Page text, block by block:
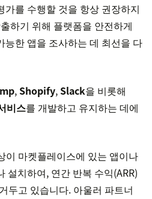
를 수행할 것을 항상 권장하지
하기 위해 플랫폼을 안전하게
능한 앱을 조사하는 데 최선을 다
, Shopify, Slack을 비롯해
비스를 개발하고 유지하는 데에
마켓플레이스에 있는 앱이나
설치하여, 연간 반복 수익(ARR)
두고 있습니다. 아울러 파트너